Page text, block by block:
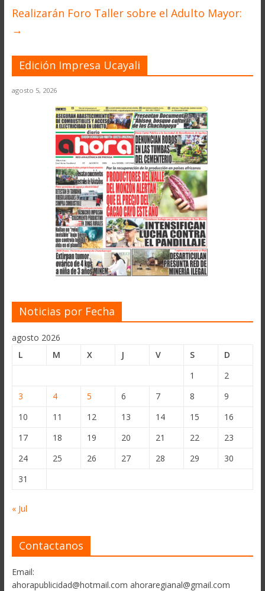
Realizarán Foro Taller sobre el Adulto Mayor:
→
Edición Impresa Ucayali
agosto 5, 2026
Noticias por Fecha
agosto 2026
L
M X J V S
D
1
2
3
4 5 6 7 8
9
10
11 12 13 14 15
16
17
18 19 20 21 22
23
24
25 26 27 28 29
30
31
« Jul
Contactanos
Email:
ahorapublicidad@hotmail.com ahoraregianal@gmail.com